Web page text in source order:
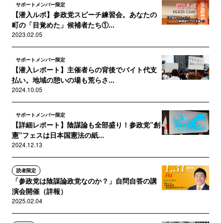
サポートメンバー限定
【潜入ルポ】参政党スピーチ練習会。あなたの
町の「目覚めた」候補者たち①...
2023.02.05
サポートメンバー限定
【潜入レポート】主催者らの背後でバイト代支
払い。地域の憩いの場も荒らさ...
2024.10.05
サポートメンバー限定
【詳細レポート】陰謀論も全部盛り！参政党”創
憲”フェスは日本国憲法の紙...
2024.12.13
読者限定
「参政党は陰謀論政党なのか？」自問自答の講
演会開催（詳報）
2025.02.04